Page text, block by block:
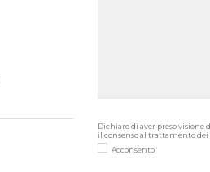
Dichiaro di aver preso visione
il consenso al trattamento
Acconsento